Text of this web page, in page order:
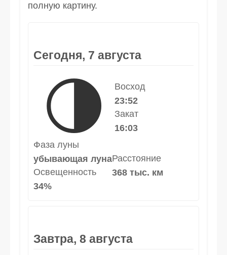
полную картину.
Сегодня, 7 августа
🌗
Восход
23:52
Закат
16:03
Фаза луны
убывающая луна
Освещенность
34%
Расстояние
368 тыс. км
Завтра, 8 августа